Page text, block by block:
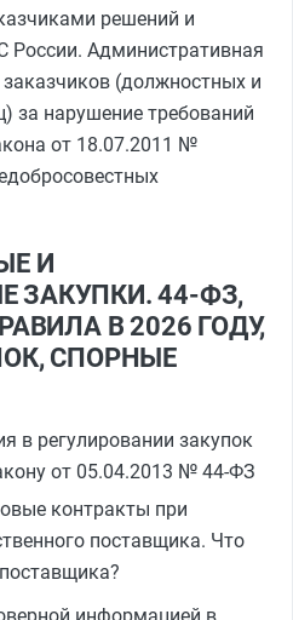
решений и
России. Административная
заказчиков (должностных и
за нарушение требований
от 18.07.2011 №
И
44‑ФЗ,
В 2026 ГОДУ,
СПОРНЫЕ
в регулировании закупок
от 05.04.2013 № 44‑ФЗ
контракты при
поставщика. Что